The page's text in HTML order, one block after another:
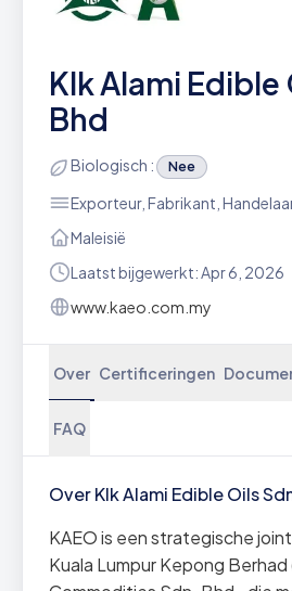
Klk Alami Edible
Bhd
Biologisch : Nee
Exporteur, Fabrikant,
Maleisië
Laatst bijgewerkt: Apr 6, 2026
www.kaeo.com.my
Over Certificeringen
FAQ
Over Klk Alami Edible Oils
KAEO is een strategische
Kuala Lumpur Kepong Berhad